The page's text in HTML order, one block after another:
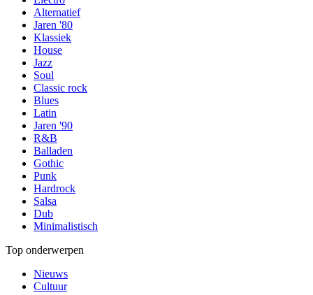
Alternatief
Jaren '80
Klassiek
House
Jazz
Soul
Classic rock
Blues
Latin
Jaren '90
R&B
Balladen
Gothic
Punk
Hardrock
Salsa
Dub
Minimalistisch
Top onderwerpen
Nieuws
Cultuur